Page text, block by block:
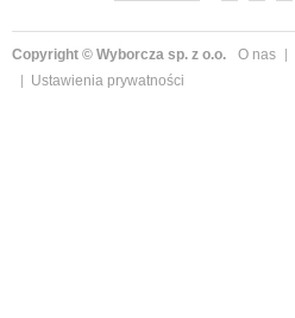
Copyright © Wyborcza sp. z o.o. O nas
Ustawienia prywatności